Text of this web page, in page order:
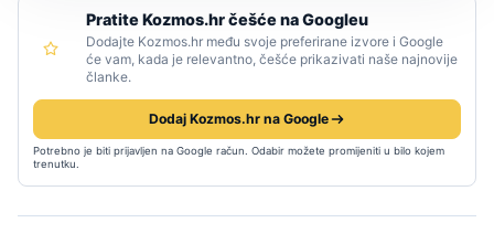
Pratite Kozmos.hr češće na Googleu
Dodajte Kozmos.hr među svoje preferirane izvore i Google
će vam, kada je relevantno, češće prikazivati naše najnovije
članke.
Dodaj Kozmos.hr na Google
Potrebno je biti prijavljen na Google račun. Odabir možete promijeniti u bilo kojem
trenutku.